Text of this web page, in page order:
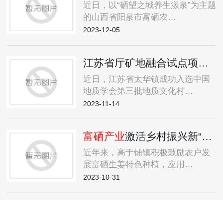
近日，以“硒望之城养生漾泉”为主题
的山西省阳泉市富硒农…
2023-12-05
近日，江苏省太华镇成功入选中国
地质学会第三批地质文化村…
2023-11-14
富硒产业激活乡村振兴新“硒”望
近年来，高于铺镇积极鼓励农户发
展富硒生姜特色种植，应用…
2023-10-31